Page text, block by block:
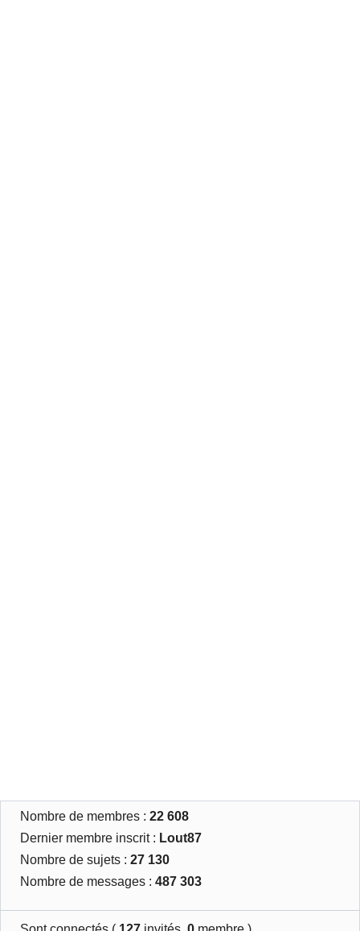
Nombre de membres :22 608
Dernier membre inscrit : Lout87
Nombre de sujets :27 130
Nombre de messages :487 303